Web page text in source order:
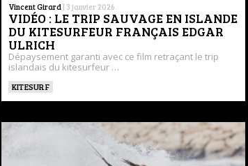
Vincent Girard | 3 janvier 2026
VIDÉO : LE TRIP SAUVAGE EN ISLANDE
DU KITESURFEUR FRANÇAIS EDGAR
ULRICH
Dépaysement garanti avec ce film retraçant le trip
islandais du kitesurfeur …
KITESURF